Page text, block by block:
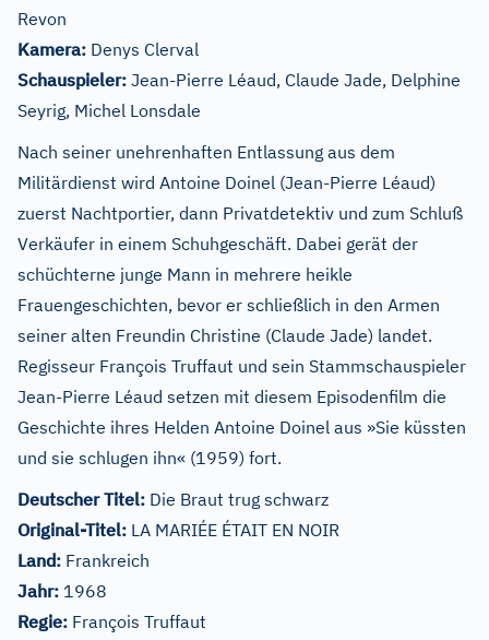
Revon
Kamera: Denys Clerval
Schauspieler: Jean-Pierre Léaud, Claude Jade, Delphine
Seyrig, Michel Lonsdale
Nach seiner unehrenhaften Entlassung aus dem
Militärdienst wird Antoine Doinel (Jean-Pierre Léaud)
zuerst Nachtportier, dann Privatdetektiv und zum Schluß
Verkäufer in einem Schuhgeschäft. Dabei gerät der
schüchterne junge Mann in mehrere heikle
Frauengeschichten, bevor er schließlich in den Armen
seiner alten Freundin Christine (Claude Jade) landet.
Regisseur François Truffaut und sein Stammschauspieler
Jean-Pierre Léaud setzen mit diesem Episodenfilm die
Geschichte ihres Helden Antoine Doinel aus »Sie küssten
und sie schlugen ihn« (1959) fort.
Deutscher Titel: Die Braut trug schwarz
Original-Titel: LA MARIÉE ÉTAIT EN NOIR
Land: Frankreich
Jahr: 1968
Regie: François Truffaut